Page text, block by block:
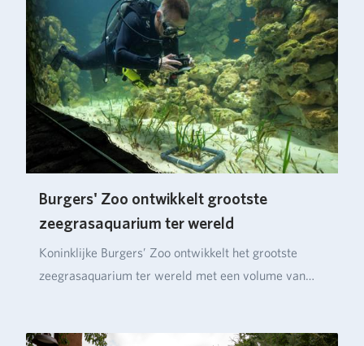
Burgers' Zoo ontwikkelt grootste
zeegrasaquarium ter wereld
Koninklijke Burgers’ Zoo ontwikkelt het grootste
zeegrasaquarium ter wereld met een volume van